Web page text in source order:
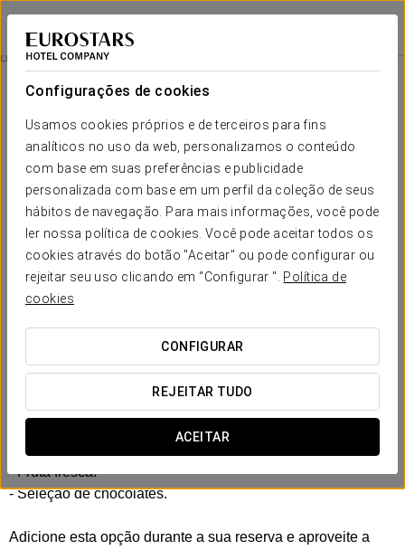
Configurações de cookies
Usamos cookies próprios e de terceiros para fins
analíticos no uso da web, personalizamos o conteúdo
com base em suas preferências e publicidade
personalizada com base em um perfil da coleção de seus
hábitos de navegação. Para mais informações, você pode
ler nossa política de cookies. Você pode aceitar todos os
cookies através do botão "Aceitar" ou pode configurar ou
rejeitar seu uso clicando em "Configurar ". Política de
cookies
CONFIGURAR
REJEITAR TUDO
ACEITAR
Exe Guadalete
CÁDIS - JEREZ DE LA FRONTERA
Experiência Romântica
25 €
Experiência Romântica
Ofereçam-se uma noite romântica a dois e desfrutem de um
momento pensado para relaxar e partilhar.
Inclui:
- Late check-out (até às 14:00, mediante disponibilidade).
- Garrafa de cava no quarto.
- Fruta fresca.
- Seleção de chocolates.
Adicione esta opção durante a sua reserva e aproveite a